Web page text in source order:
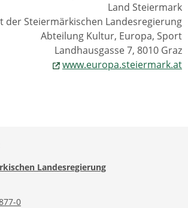
Land Steiermark
der Steiermärkischen Landesregierung
Abteilung Kultur, Europa, Sport
Landhausgasse 7, 8010 Graz
www.europa.steiermark.at
Landesregierung
0